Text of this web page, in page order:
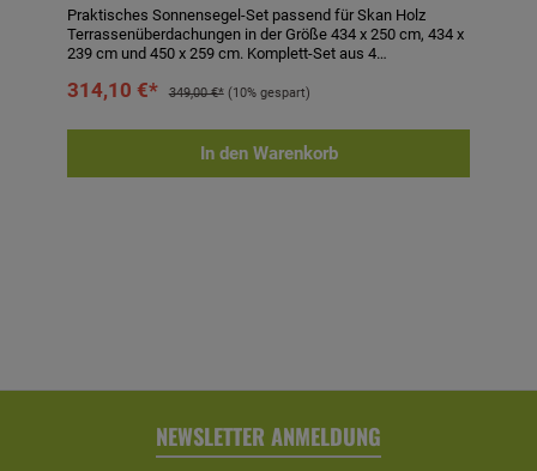
Praktisches Sonnensegel-Set passend für Skan Holz
Terrassenüberdachungen in der Größe 434 x 250 cm, 434 x
239 cm und 450 x 259 cm. Komplett-Set aus 4
100 % UV-stabilem, textilem Polyester in weiß sowie
Schutzkappe, Laufhaken und Stoppern. Sonnensegel
waschbar bei 40° C. Segel sind bei drohendem Unwetter
314,10 €* 349,00 €* (10% gespart)
In den Warenkorb
NEWSLETTER ANMELDUNG